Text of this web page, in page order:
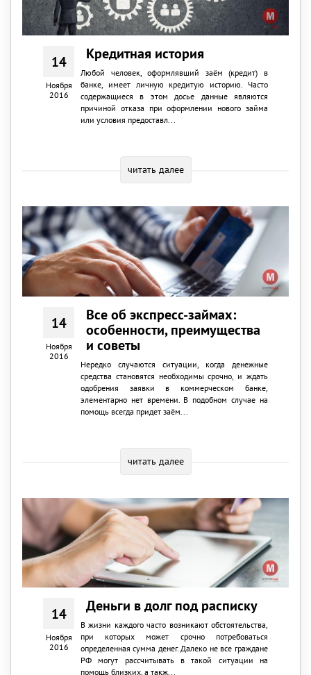
14
Ноября
2016
Кредитная история
Любой человек, оформлявший заём (кредит) в
банке, имеет личную кредитую историю. Часто
содержащиеся в этом досье данные являются
причиной отказа при оформлении нового займа
или условия предоставл...
читать далее
14
Ноября
2016
Все об экспресс-займах:
особенности, преимущества
и советы
Нередко случаются ситуации, когда денежные
средства становятся необходимы срочно, и ждать
одобрения заявки в коммерческом банке,
элементарно нет времени. В подобном случае на
помощь всегда придет заём...
читать далее
14
Ноября
2016
Деньги в долг под расписку
В жизни каждого часто возникают обстоятельства,
при которых может срочно потребоваться
определенная сумма денег. Далеко не все граждане
РФ могут рассчитывать в такой ситуации на
помощь близких, а такж...